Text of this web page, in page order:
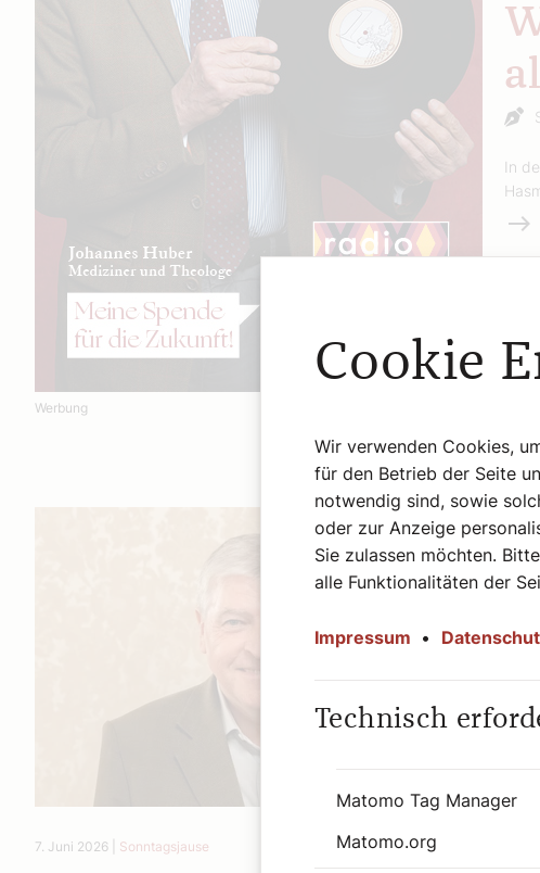
Werbung
In
7. Juni 2026 Sonntagsjause
Cookie
Wir verwenden Cookies,
für den Betrieb der Seite
notwendig sind, sowie
oder zur Anzeige
Sie zulassen möchten.
alle Funktionalitäten der
Impressum •
Technisch
Matomo Tag Manager
Matomo.org